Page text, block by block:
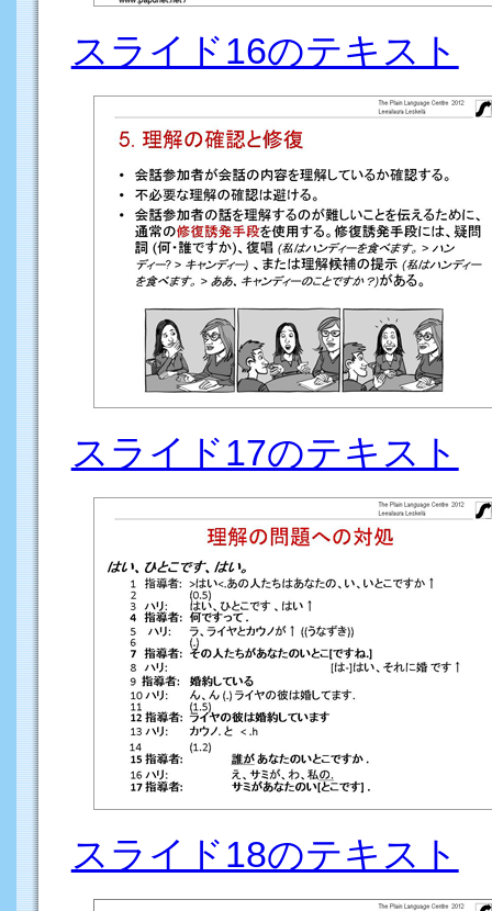
スライド16のテキスト
スライド17のテキスト
スライド18のテキスト